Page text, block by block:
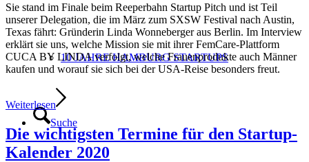
10 JAHRE HAMBURG STARTUPS
Suche
Sie stand im Finale beim Reeperbahn Startup Pitch und ist Teil
unserer Delegation, die im März zum SXSW Festival nach Austin,
Texas fährt: Gründerin Linda Wonneberger aus Berlin. Im Interview
erklärt sie uns, welche Mission sie mit ihrer FemCare-Plattform
CUCA BY LINDA verfolgt, welche Frauenprodukte auch Männer
kaufen und worauf sie sich bei der USA-Reise besonders freut.
Weiterlesen
Die wichtigsten Termine für den Startup-
Kalender 2020